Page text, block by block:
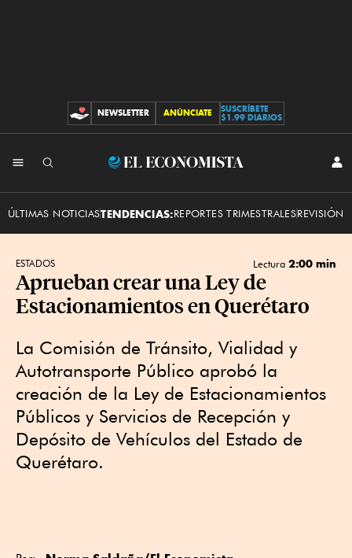
CONTRIBUCIONES
NEWSLETTER ANÚNCIATE
SUSCRÍBETE
$1.99 DIARIOS
El
ÚLTIMAS NOTICIASTENDENCIAS:REPORTES TRIMESTRALESREVISIÓN
ESTADOS Lectura 2:00 min
Aprueban crear una Ley de
Estacionamientos en Querétaro
La Comisión de Tránsito, Vialidad y
Autotransporte Público aprobó la
creación de la Ley de Estacionamientos
Públicos y Servicios de Recepción y
Depósito de Vehículos del Estado de
Querétaro.